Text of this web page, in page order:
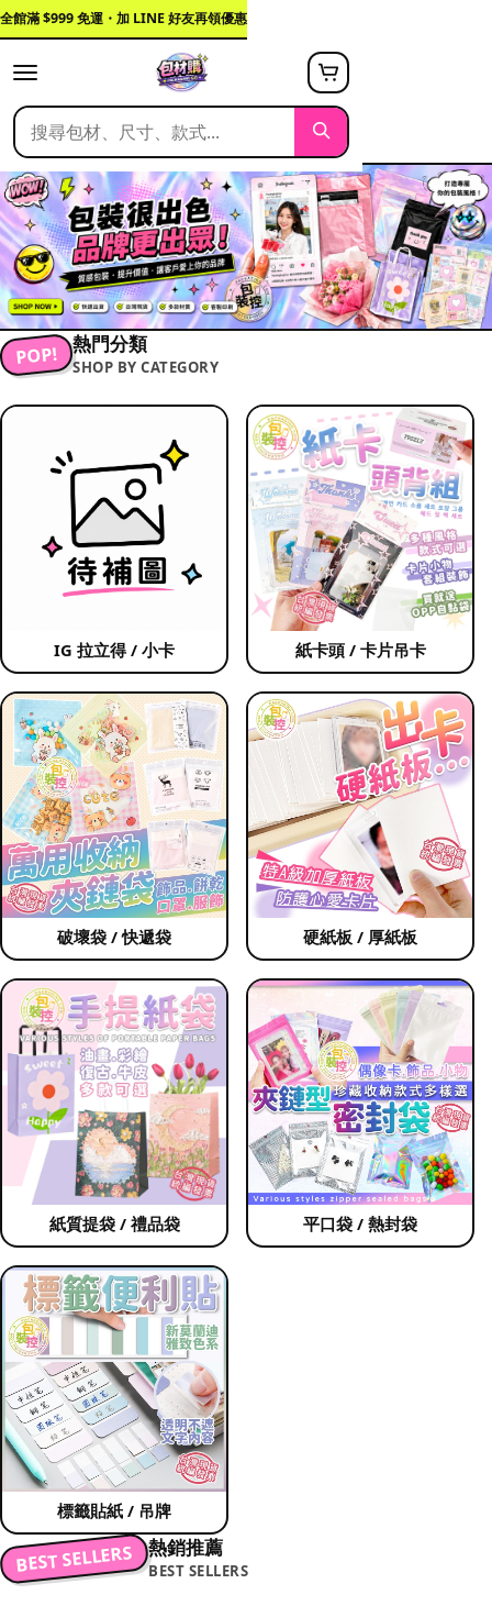
全館滿 $999 免運・加 LINE 好友再領優惠
POP! 熱門分類
SHOP BY CATEGORY
IG 拉立得 / 小卡 紙卡頭 / 卡片吊卡
破壞袋 / 快遞袋 硬紙板 / 厚紙板
紙質提袋 / 禮品袋 平口袋 / 熱封袋
標籤貼紙 / 吊牌
BEST SELLERS 熱銷推薦
BEST SELLERS